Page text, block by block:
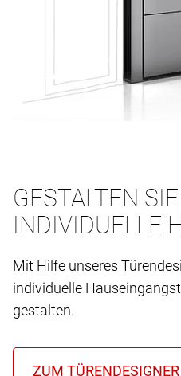
GESTALTEN
INDIVIDUELLE
Mit Hilfe unseres
individuelle
gestalten.